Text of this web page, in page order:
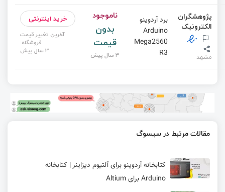
پژوهشگران
الکترونیک
مشهد
برد آردوینو
Arduino
Mega2560
R3
ناموجود
بدون
قیمت
3 سال پیش
خرید اینترنتی
آخرین تغییر قیمت
فروشگاه:
3 سال پیش
مقالات مرتبط در سیسوگ
کتابخانه آردوینو برای آلتیوم دیزاینر | کتابخانه
Arduino برای Altium